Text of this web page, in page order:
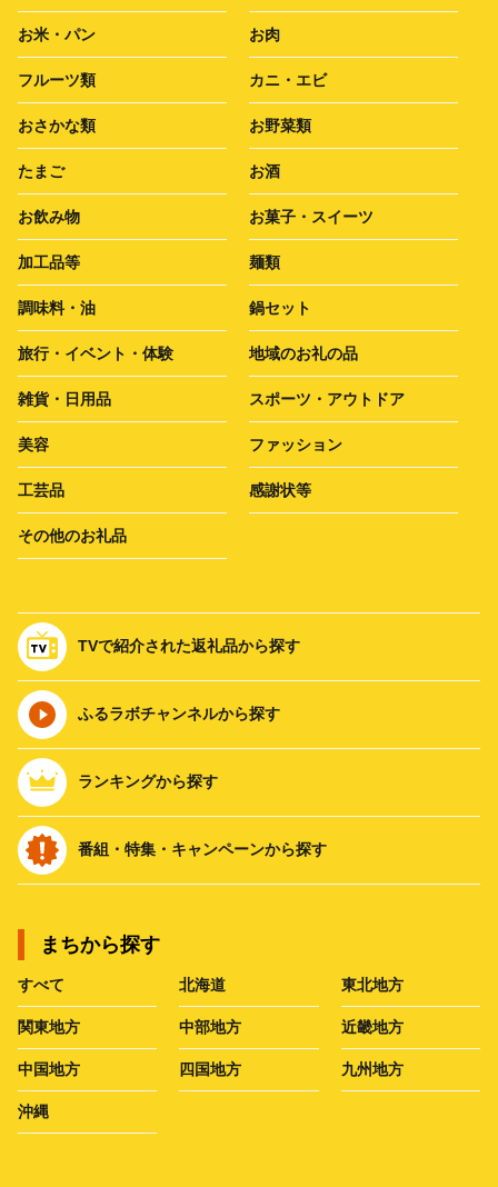
お米・パン お肉
フルーツ類 カニ・エビ
おさかな類 お野菜類
たまご お酒
お飲み物 お菓子・スイーツ
加工品等 麺類
調味料・油 鍋セット
旅行・イベント・体験 地域のお礼の品
雑貨・日用品 スポーツ・アウトドア
美容 ファッション
工芸品 感謝状等
その他のお礼品
TVで紹介された返礼品から探す
ふるラボチャンネルから探す
ランキングから探す
番組・特集・キャンペーンから探す
まちから探す
すべて 北海道 東北地方
関東地方 中部地方 近畿地方
中国地方 四国地方 九州地方
沖縄